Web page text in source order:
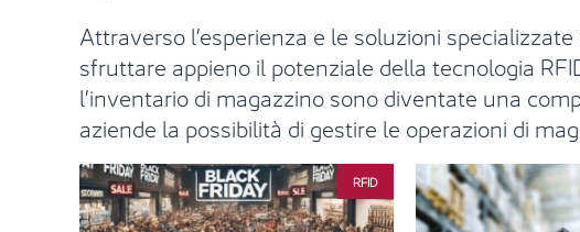
Attraverso l’esperienza e le soluzioni
sfruttare appieno il potenziale della tecnologia
l’inventario di magazzino sono diventate una
aziende la possibilità di gestire le operazioni di
RFID